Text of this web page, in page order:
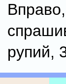
рупий,